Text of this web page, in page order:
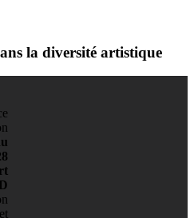
la diversité artistique